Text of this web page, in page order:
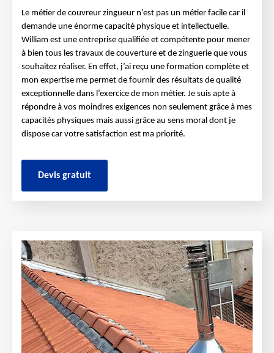
Le métier de couvreur zingueur n’est pas un métier facile car il
demande une énorme capacité physique et intellectuelle.
William est une entreprise qualifiée et compétente pour mener
à bien tous les travaux de couverture et de zinguerie que vous
souhaitez réaliser. En effet, j’ai reçu une formation complète et
mon expertise me permet de fournir des résultats de qualité
exceptionnelle dans l’exercice de mon métier. Je suis apte à
répondre à vos moindres exigences non seulement grâce à mes
capacités physiques mais aussi grâce au sens moral dont je
dispose car votre satisfaction est ma priorité.
Devis gratuit